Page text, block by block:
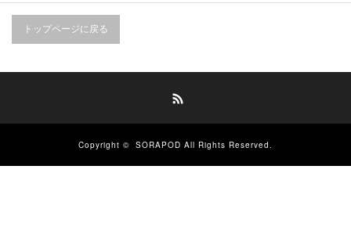
トップページに戻る
Copyright © SORAPOD All Rights Reserved.